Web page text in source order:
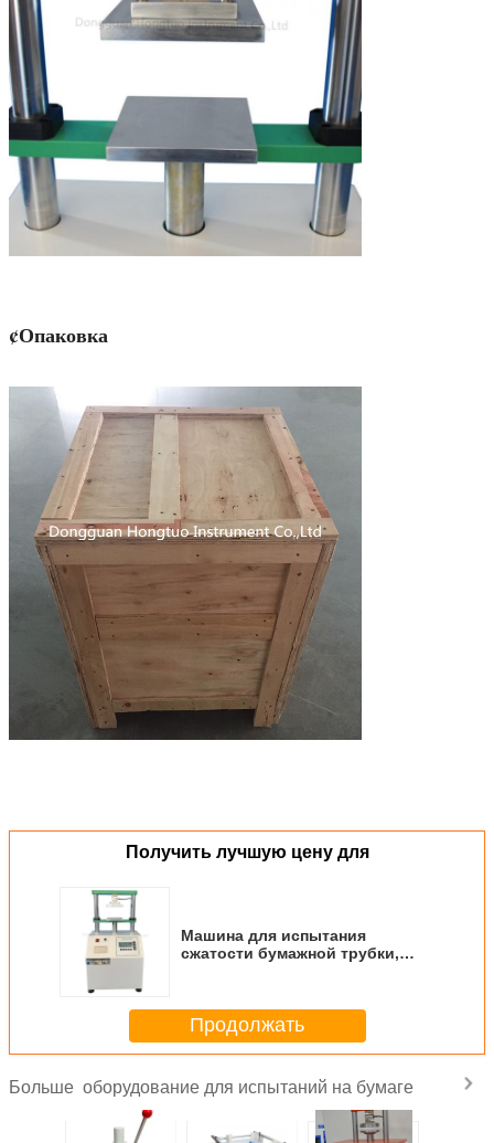
¢Опаковка
Получить лучшую цену для
Машина для испытания
сжатости бумажной трубки,
сжатию бумажной трубки
Продолжать
Больше оборудование для испытаний на бумаге